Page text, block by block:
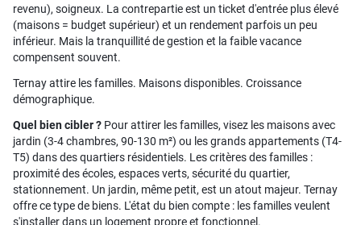
revenu), soigneux. La contrepartie est un ticket d'entrée plus élevé
(maisons = budget supérieur) et un rendement parfois un peu
inférieur. Mais la tranquillité de gestion et la faible vacance
compensent souvent.
Ternay attire les familles. Maisons disponibles. Croissance
démographique.
Quel bien cibler ? Pour attirer les familles, visez les maisons avec
jardin (3-4 chambres, 90-130 m²) ou les grands appartements (T4-
T5) dans des quartiers résidentiels. Les critères des familles :
proximité des écoles, espaces verts, sécurité du quartier,
stationnement. Un jardin, même petit, est un atout majeur. Ternay
offre ce type de biens. L'état du bien compte : les familles veulent
s'installer dans un logement propre et fonctionnel.